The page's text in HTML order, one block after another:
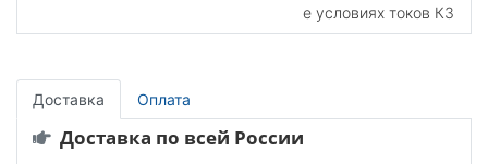
е условиях токов КЗ
Доставка Оплата
Доставка по всей России